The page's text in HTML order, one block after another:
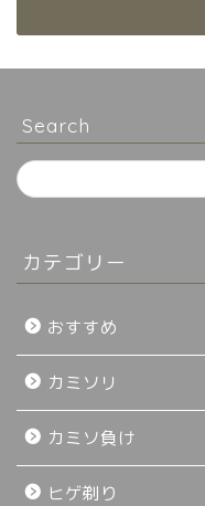
Search
カテゴリー
おすすめ
カミソリ
カミソ負け
ヒゲ剃り